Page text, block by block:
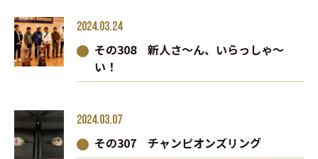
2024.03.24
その308 新人さ～ん、いらっしゃ～
い！
2024.03.07
その307 チャンピオンズリング